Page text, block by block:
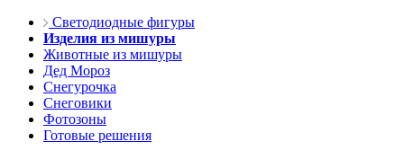
Светодиодные фигуры
Изделия из мишуры
Животные из мишуры
Дед Мороз
Снегурочка
Снеговики
Фотозоны
Готовые решения